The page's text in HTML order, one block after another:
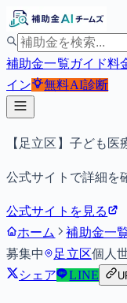
補助金一覧ガイド料
イン
無料AI診断
【足立区】子ども医
公式サイトで詳細を
公式サイトを見る
ホーム
補助金一
募集中
足立区個人
シェア
LINE